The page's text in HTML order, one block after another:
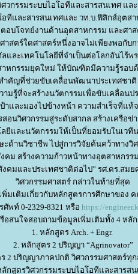
กรรมระบบไอโอทีและสารสนเทศ แล
ทีและสารสนเทศและ วท.บ.ฟิสิกส์อุตส
อบโจทย์งานด้านอุตสาหกรรม และศา
าสตร์ใดศาสตร์หนึ่งอาจไม่เพียงพอกับ
และเทคโนโลยีที่จำเป็นต่อโลกอันไร้
าหกรรมยุคใหม่ ให้บัณฑิตมีความรู้รอบ
สำคัญที่ช่วยขับเคลื่อนพัฒนาประเทศช
มรู้ที่จะสร้างนวัตกรรมเพื่อขับเคลื่อนป
าและมองไปข้างหน้า ความสำเร็จที่แ
สอนวิศวกรรมสู่ระดับสากล สร้างเครือ
ยีและนวัตกรรมให้เป็นที่ยอมรับในเ
ะด้านวิชาชีพ ไปสู่การวิจัยค้นคว้าทางวิ
คม สร้างความก้าวหน้าทางอุตสาหกร
คมและประเทศชาติต่อไป” รศ.ดร.สม
วิศวกรรมศาสตร์ กล่าวในท้ายที่สุด
มเติมเกี่ยวกับหลักสูตรการศึกษาของ
พท์ 0-2329-8321 หรือ https://
อสนใจสอบถามข้อมูลเพิ่มเติมทั้ง 4 หลั
1. หลักสูตร Arch. + Engr.
2. หลักสูตร 2 ปริญญา “Agrinovator”
2 ปริญญาภาคปกติ วิศวกรรมศาสตร์ทุก
กสูตรวิศวกรรมระบบไอโอทีและสารส